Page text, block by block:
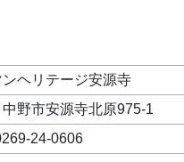
ンヘリテージ安源寺
野市安源寺北原975-1
24-0606